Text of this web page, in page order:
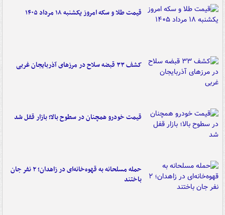
قیمت طلا و سکه امروز یکشنبه ۱۸ مرداد ۱۴۰۵
کشف ۳۳ قبضه سلاح در مرزهای آذربایجان غربی
قیمت خودرو همچنان در سطوح بالا؛ بازار قفل شد
حمله مسلحانه به قهوه‌خانه‌ای در زاهدان؛ ۲ نفر جان
باختند